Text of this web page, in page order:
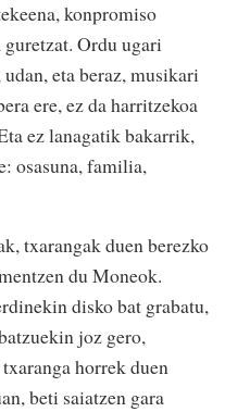
konpromiso
Ordu ugari
eta beraz, musikari
ere, ez da harritzekoa
ez lanagatik bakarrik,
osasuna, familia,
txarangak duen berezko
du Moneok.
disko bat grabatu,
joz gero,
horrek duen
beti saiatzen gara